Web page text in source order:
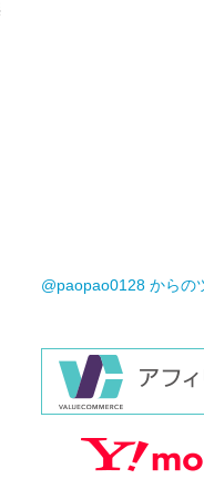
@paopao0128 からの